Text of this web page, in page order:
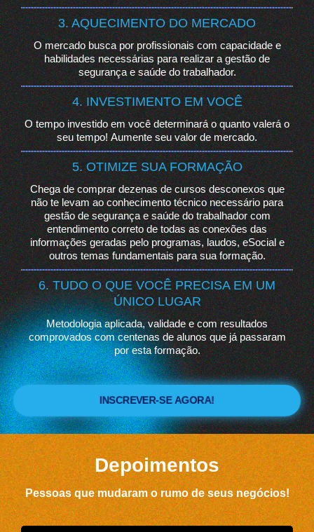
3. AQUECIMENTO DO MERCADO
O mercado busca por profissionais com capacidade e
habilidades necessárias para realizar a gestão de
segurança e saúde do trabalhador.
4. INVESTIMENTO EM VOCÊ
O tempo investido em você determinará o quanto valerá o
seu tempo!Aumente seu valor de mercado.
5. OTIMIZE SUA FORMAÇÃO
Chega de comprar dezenas de cursos desconexos que
não te levam ao conhecimento técnico necessário para
gestão de segurança e saúde do trabalhador com
entendimento correto de todas as conexões das
informações geradas pelo programas, laudos, eSocial e
outros temas fundamentais para sua formação.
6. TUDO O QUE VOCÊ PRECISA EM UM
ÚNICO LUGAR
Metodologia aplicada, validade e com resultados
comprovados com centenas de alunos que já passaram
por esta formação.
INSCREVER-SE AGORA!
Depoimentos
Pessoas que mudaram o rumo de seus negócios!